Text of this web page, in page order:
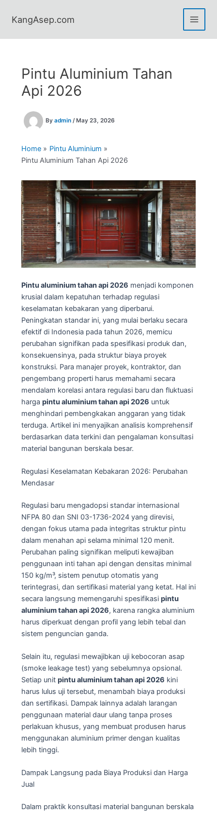
KangAsep.com
Pintu Aluminium Tahan
Api 2026
By admin / May 23, 2026
Home
Pintu Aluminium
Pintu Aluminium Tahan Api 2026
Pintu aluminium tahan api 2026 menjadi komponen
krusial dalam kepatuhan terhadap regulasi
keselamatan kebakaran yang diperbarui.
Peningkatan standar ini, yang mulai berlaku secara
efektif di Indonesia pada tahun 2026, memicu
perubahan signifikan pada spesifikasi produk dan,
konsekuensinya, pada struktur biaya proyek
konstruksi. Para manajer proyek, kontraktor, dan
pengembang properti harus memahami secara
mendalam korelasi antara regulasi baru dan fluktuasi
harga pintu aluminium tahan api 2026 untuk
menghindari pembengkakan anggaran yang tidak
terduga. Artikel ini menyajikan analisis komprehensif
berdasarkan data terkini dan pengalaman konsultasi
material bangunan berskala besar.
Regulasi Keselamatan Kebakaran 2026: Perubahan
Mendasar
Regulasi baru mengadopsi standar internasional
NFPA 80 dan SNI 03-1736-2024 yang direvisi,
dengan fokus utama pada integritas struktur pintu
dalam menahan api selama minimal 120 menit.
Perubahan paling signifikan meliputi kewajiban
penggunaan inti tahan api dengan densitas minimal
150 kg/m³, sistem penutup otomatis yang
terintegrasi, dan sertifikasi material yang ketat. Hal ini
secara langsung memengaruhi spesifikasi pintu
aluminium tahan api 2026, karena rangka aluminium
harus diperkuat dengan profil yang lebih tebal dan
sistem penguncian ganda.
Selain itu, regulasi mewajibkan uji kebocoran asap
(smoke leakage test) yang sebelumnya opsional.
Setiap unit pintu aluminium tahan api 2026 kini
harus lulus uji tersebut, menambah biaya produksi
dan sertifikasi. Dampak lainnya adalah larangan
penggunaan material daur ulang tanpa proses
perlakuan khusus, yang membuat produsen harus
menggunakan aluminium primer dengan kualitas
lebih tinggi.
Dampak Langsung pada Biaya Produksi dan Harga
Jual
Dalam praktik konsultasi material bangunan berskala